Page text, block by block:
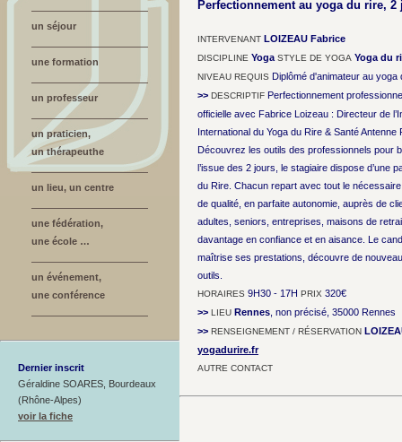
un séjour
une formation
un professeur
un praticien,
un thérapeuthe
un lieu, un centre
une fédération,
une école …
un événement,
une conférence
Dernier inscrit
Géraldine SOARES, Bourdeaux
(Rhône-Alpes)
voir la fiche
Perfectionnement au yoga du rire, 2
INTERVENANT LOIZEAU Fabrice
DISCIPLINE Yoga STYLE DE YOGA Yoga du
NIVEAU REQUIS Diplômé d'animateur au yoga
>> DESCRIPTIF Perfectionnement
officielle avec Fabrice Loizeau : Directeur de
International du Yoga du Rire & Santé
Découvrez les outils des professionnels pour
l’issue des 2 jours, le stagiaire dispose d’une
du Rire. Chacun repart avec tout le
de qualité, en parfaite autonomie, auprès de
adultes, seniors, entreprises, maisons de
davantage en confiance et en aisance. Le
maîtrise ses prestations, découvre de
outils.
HORAIRES 9H30 - 17H PRIX 320€
>> LIEU Rennes , non précisé, 35000 Rennes
>> RENSEIGNEMENT / RÉSERVATION
yogadurire.fr
AUTRE CONTACT